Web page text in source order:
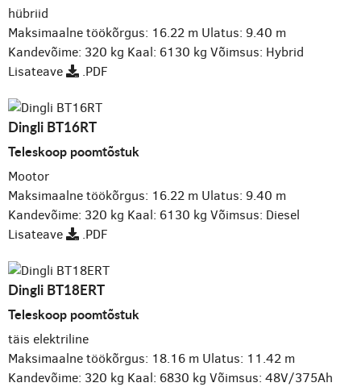
hübriid
Maksimaalne töökõrgus: 16.22 m Ulatus: 9.40 m
Kandevõime: 320 kg Kaal: 6130 kg Võimsus: Hybrid
Lisateave
.PDF
Dingli BT16RT
Teleskoop poomtõstuk
Mootor
Maksimaalne töökõrgus: 16.22 m Ulatus: 9.40 m
Kandevõime: 320 kg Kaal: 6130 kg Võimsus: Diesel
Lisateave
.PDF
Dingli BT18ERT
Teleskoop poomtõstuk
täis elektriline
Maksimaalne töökõrgus: 18.16 m Ulatus: 11.42 m
Kandevõime: 320 kg Kaal: 6830 kg Võimsus: 48V/375Ah